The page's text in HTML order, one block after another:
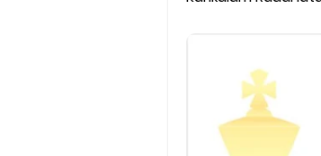
Cara Aktivasi PTK
KMA No. 737